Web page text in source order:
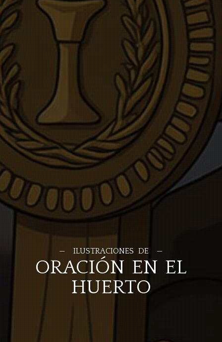
ILUSTRACIONES DE
ORACIÓN EN EL
HUERTO